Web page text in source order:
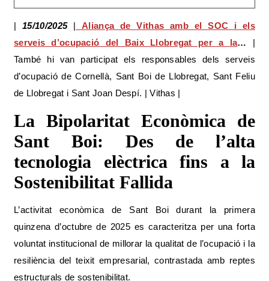
|15/10/2025|
Aliança de Vithas amb el SOC i els
serveis d’ocupació del Baix Llobregat per a la… |
També hi van participat els responsables dels serveis
d’ocupació de Cornellà, Sant Boi de Llobregat, Sant Feliu
de Llobregat i Sant Joan Despí. | Vithas |
La Bipolaritat Econòmica de
Sant Boi: Des de l’alta
tecnologia elèctrica fins a la
Sostenibilitat Fallida
L’activitat econòmica de Sant Boi durant la primera
quinzena d’octubre de 2025 es caracteritza per una forta
voluntat institucional de millorar la qualitat de l’ocupació i la
resiliència del teixit empresarial, contrastada amb reptes
estructurals de sostenibilitat.